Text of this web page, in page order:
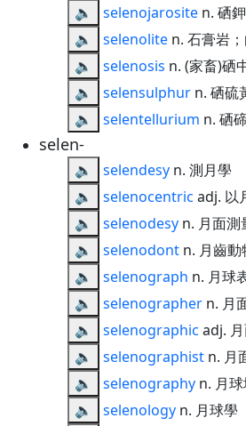
🔈
selenojarosite n. 硒
🔈
selenolite n. 石膏岩
🔈
selenosis n. (家畜)硒
🔈
selensulphur n. 硒硫
🔈
selentellurium n. 硒
selen-
🔈 selendesy n. 測月學
🔈
selenocentric adj. 以
🔈
selenodesy n. 月面測
🔈
selenodont n. 月齒動
🔈
selenograph n. 月球
🔈
selenographer n. 月
🔈
selenographic adj.
🔈
selenographist n. 月
🔈
selenography n. 月
🔈
selenology n. 月球學